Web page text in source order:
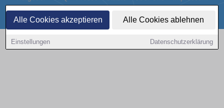
Alle Cookies akzeptieren Alle Cookies ablehnen
Einstellungen Datenschutzerklärung
Datenschutz Cookies
Copyright © 2000 - 2026 | 1A Infosysteme GmbH | Content by: 1a-sites-autos